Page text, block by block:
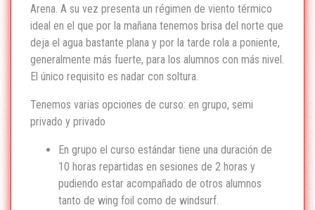
Arena. A su vez presenta un régimen de viento térmico
ideal en el que por la mañana tenemos brisa del norte que
deja el agua bastante plana y por la tarde rola a poniente,
generalmente más fuerte, para los alumnos con más nivel.
El único requisito es nadar con soltura.
Tenemos varias opciones de curso: en grupo, semi
privado y privado
En grupo el curso estándar tiene una duración de
10 horas repartidas en sesiones de 2 horas y
pudiendo estar acompañado de otros alumnos
tanto de wing foil como de windsurf.